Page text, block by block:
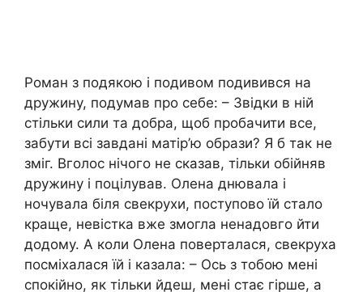
Роман з подякою і подивом подивився на
дружину, подумав про себе: – Звідки в ній
стільки сили та добра, щоб пробачити все,
забути всі завдані матір’ю образи? Я б так не
зміг. Вголос нічого не сказав, тільки обійняв
дружину і поцілував. Олена днювала і
ночувала біля свекрухи, поступово їй стало
краще, невістка вже змогла ненадовго йти
додому. А коли Олена поверталася, свекруха
посміхалася їй і казала: – Ось з тобою мені
спокійно, як тільки йдеш, мені стає гірше, а